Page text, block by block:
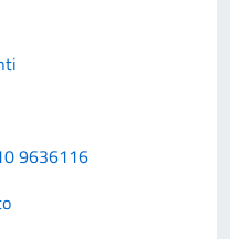
9636116